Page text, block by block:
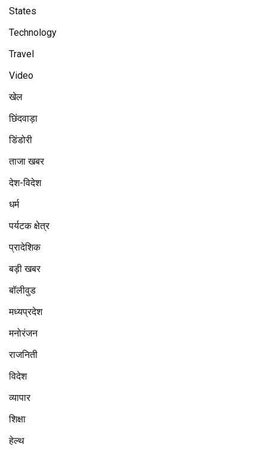
States
Technology
Travel
Video
खेल
छिंदवाड़ा
डिंडोरी
ताजा खबर
देश-विदेश
धर्म
पर्यटक क्षेत्र
प्रादेशिक
बड़ी खबर
बॉलीवुड
मध्यप्रदेश
मनोरंजन
राजनिती
विदेश
व्यापार
शिक्षा
हेल्थ